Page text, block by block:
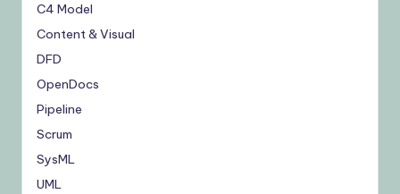
C4 Model
Content & Visual
DFD
OpenDocs
Pipeline
Scrum
SysML
UML